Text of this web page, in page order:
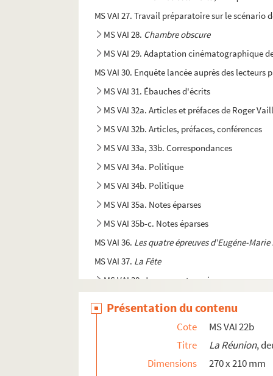
MS VAI 27. Travail préparatoire sur le scénario
MS VAI 28. Chambre obscure
MS VAI 29. Adaptation cinématographique
MS VAI 30. Enquête lancée auprès des lecteurs
MS VAI 31. Ébauches d'écrits
MS VAI 32a. Articles et préfaces de Roger
MS VAI 32b. Articles, préfaces, conférences
MS VAI 33a, 33b. Correspondances
MS VAI 34a. Politique
MS VAI 34b. Politique
MS VAI 35a. Notes éparses
MS VAI 35b-c. Notes éparses
MS VAI 36. Les quatre épreuves d'Eugéne-Marie
MS VAI 37. La Fête
MS VAI 38. Journaux et essais
MS VAI 40a. Carnets de notes
Présentation du contenu
Cote
MS VAI 22b
Titre
La Réunion,
Dimensions
270 x 210 mm